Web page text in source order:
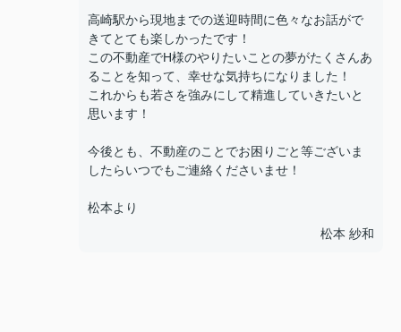
高崎駅から現地までの送迎時間に色々なお話がで
きてとても楽しかったです！
この不動産でH様のやりたいことの夢がたくさんあ
ることを知って、幸せな気持ちになりました！
これからも若さを強みにして精進していきたいと
思います！
今後とも、不動産のことでお困りごと等ございま
したらいつでもご連絡くださいませ！
松本より
松本 紗和